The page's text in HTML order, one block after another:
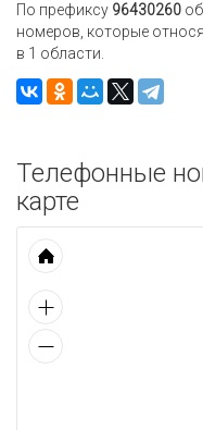
По префиксу 96430260
номеров, которые
в 1 области.
Телефонные
карте